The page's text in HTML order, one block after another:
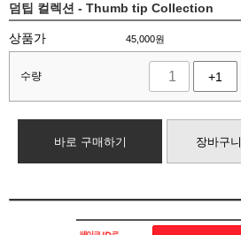
덤팁 컬렉션 - Thumb tip Collection
상품가 45,000원
수량 +1
바로 구매하기 장바구니